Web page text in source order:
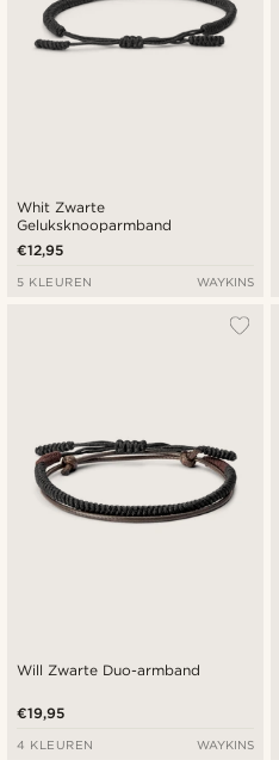
Whit Zwarte
Geluksknooparmband
€12,95
5 KLEUREN WAYKINS
Will Zwarte Duo-armband
€19,95
4 KLEUREN WAYKINS